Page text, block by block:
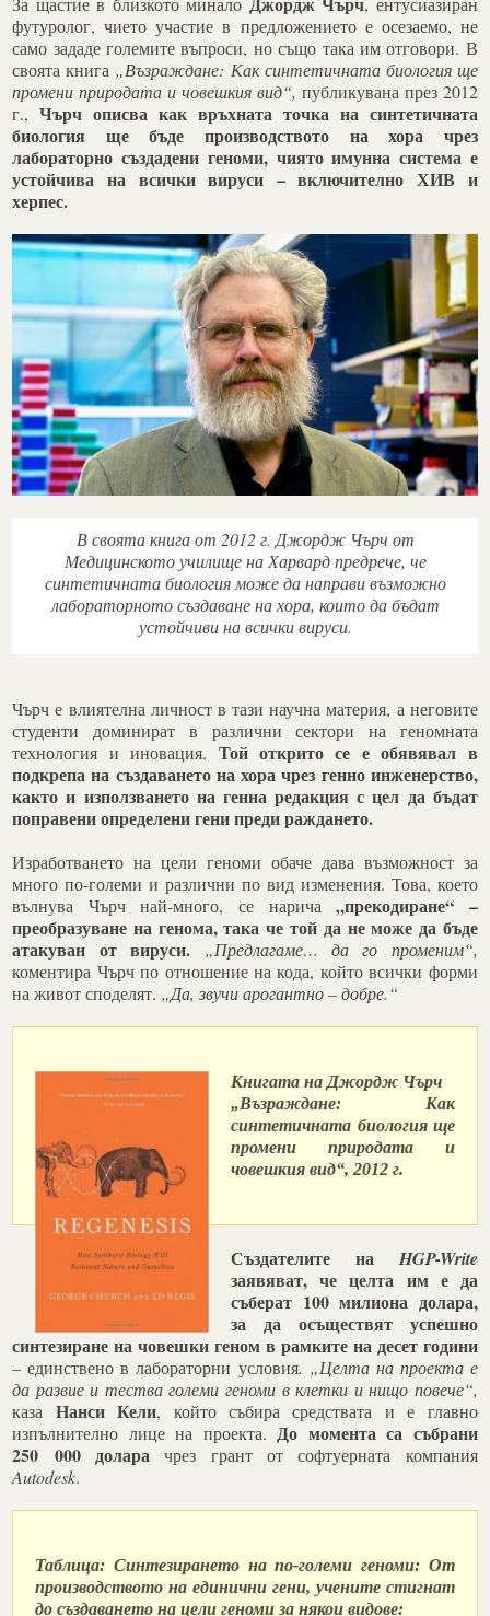
футуролог, чието участие в предложението е осезаемо, не
само зададе големите въпроси, но също така им отговори. В
своята книга „Възраждане: Как синтетичната биология ще
промени природата и човешкия вид“, публикувана през 2012
г., Чърч описва как връхната точка на синтетичната
биология ще бъде производството на хора чрез
лабораторно създадени геноми, чиято имунна система е
устойчива на всички вируси – включително ХИВ и
херпес.
В своята книга от 2012 г. Джордж Чърч от
Медицинското училище на Харвард предрече, че
синтетичната биология може да направи възможно
лабораторното създаване на хора, които да бъдат
устойчиви на всички вируси.
Чърч е влиятелна личност в тази научна материя, а неговите
студенти доминират в различни сектори на геномната
технология и иновация. Той открито се е обявявал в
подкрепа на създаването на хора чрез генно инженерство,
както и използването на генна редакция с цел да бъдат
поправени определени гени преди раждането.
Изработването на цели геноми обаче дава възможност за
много по-големи и различни по вид изменения. Това, което
вълнува Чърч най-много, се нарича„прекодиране“ –
преобразуване на генома, така че той да не може да бъде
атакуван от вируси.
„Предлагаме… да го променим“,
коментира Чърч по отношение на кода, който всички форми
на живот споделят. „Да, звучи арогантно – добре.“
Книгата на Джордж Чърч
„Възраждане: Как
синтетичната биология ще
промени природата и
човешкия вид“,2012 г.
Създателите наHGP-Write
заявяват, че целта им е да
съберат 100 милиона долара,
за да осъществят успешно
синтезиране на човешки геном в рамките на десет години
– единствено в лабораторни условия. „Целта на проекта е
да развие и тества големи геноми в клетки и нищо повече“,
каза Нанси Кели, който събира средствата и е главно
изпълнително лице на проекта. До момента са събрани
250 000 доларачрез грант от софтуерната компания
Autodesk.
Таблица: Синтезирането на по-големи геноми: От
производството на единични гени, учените стигнат
до създаването на цели геноми за някои видове: